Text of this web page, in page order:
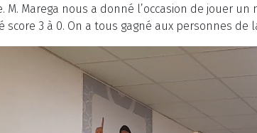
M. Marega nous a donné l’occasion de jouer
score 3 à 0. On a tous gagné aux personnes de